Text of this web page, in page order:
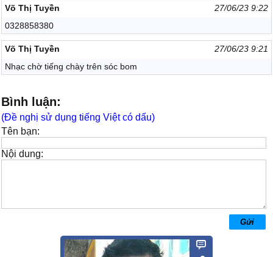
Võ Thị Tuyền
27/06/23 9:22
0328858380
Võ Thị Tuyền
27/06/23 9:21
Nhạc chờ tiếng chày trên sóc bom
Bình luận:
(Đề nghị sử dụng tiếng Việt có dấu)
Tên bạn:
Nội dung: